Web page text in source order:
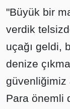
"Büyük bir
verdik
uçağı geldi,
denize
güvenliğimiz
Para önemli